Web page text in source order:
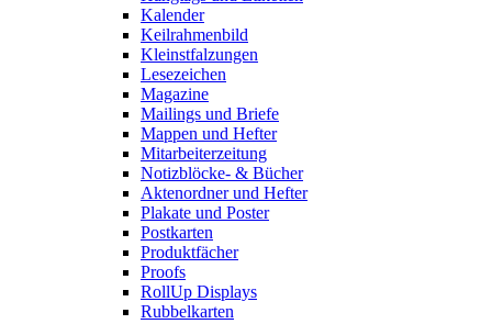
Kalender
Keilrahmenbild
Kleinstfalzungen
Lesezeichen
Magazine
Mailings und Briefe
Mappen und Hefter
Mitarbeiterzeitung
Notizblöcke- & Bücher
Aktenordner und Hefter
Plakate und Poster
Postkarten
Produktfächer
Proofs
RollUp Displays
Rubbelkarten